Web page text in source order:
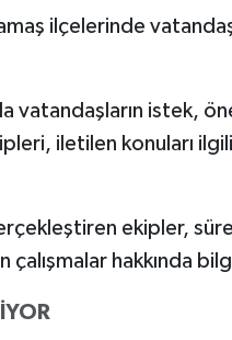
ilçelerinde
vatandaşların istek,
iletilen konuları
ekipler,
hakkında